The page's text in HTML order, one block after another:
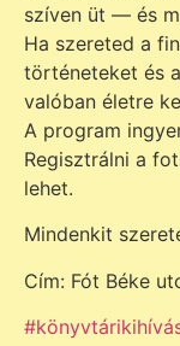
szíven üt — és
Ha szereted a
történeteket és
valóban életre
A program
Regisztrálni a
lehet.
Mindenkit
Cím: Fót Béke